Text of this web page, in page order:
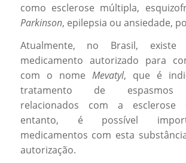
como esclerose múltipla,
Parkinson, epilepsia ou ansiedade,
Atualmente, no Brasil, existe
medicamento autorizado para
com o nome Mevatyl, que é
tratamento de espasmos
relacionados com a esclerose
entanto, é possível
medicamentos com esta
autorização.